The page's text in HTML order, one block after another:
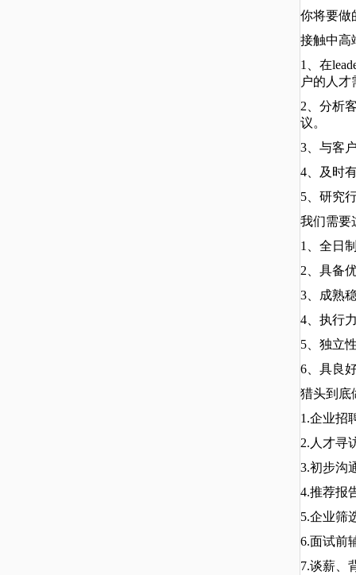
你将要
接触中高
1、在
户的人才
2、分析
议。
3、与客
4、及时
5、研究
我们需
1、全日
2、具备
3、成熟
4、执行
5、独立
6、具良
猎头到底
1.企业招
2.人才寻
3.初步沟
4.推荐报
5.企业筛
6.面试前
7.谈薪、